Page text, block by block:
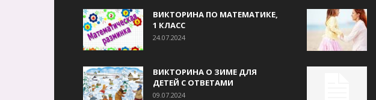
ВИКТОРИНА ПО МАТЕМАТИКЕ,
1 КЛАСС
24.07.2024
ВИКТОРИНА О ЗИМЕ ДЛЯ
ДЕТЕЙ С ОТВЕТАМИ
09.07.2024